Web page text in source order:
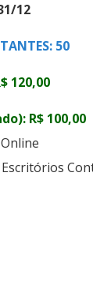
12
50
120,00
R$ 100,00